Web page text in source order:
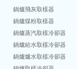
鍋爐飛灰取樣器
鍋爐煤粉取樣器
鍋爐蒸汽取樣冷卻器
鍋爐給水取樣冷卻器
鍋爐爐水取樣冷卻器